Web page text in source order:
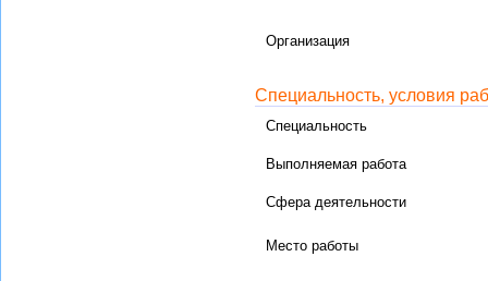
Организация
Специальность, условия
Специальность
Выполняемая работа
Сфера деятельности
Место работы